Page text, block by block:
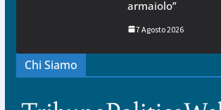
armaiolo”
7 Agosto 2026
Chi Siamo